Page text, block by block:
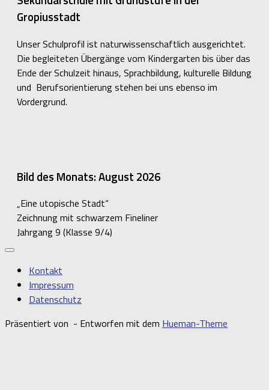
Gropiusstadt
Unser Schulprofil ist naturwissenschaftlich ausgerichtet.
Die begleiteten Übergänge vom Kindergarten bis über das
Ende der Schulzeit hinaus, Sprachbildung, kulturelle Bildung
und Berufsorientierung stehen bei uns ebenso im
Vordergrund.
Bild des Monats: August 2026
„Eine utopische Stadt“
Zeichnung mit schwarzem Fineliner
Jahrgang 9 (Klasse 9/4)
Kontakt
Impressum
Datenschutz
Präsentiert von - Entworfen mit dem Hueman-Theme